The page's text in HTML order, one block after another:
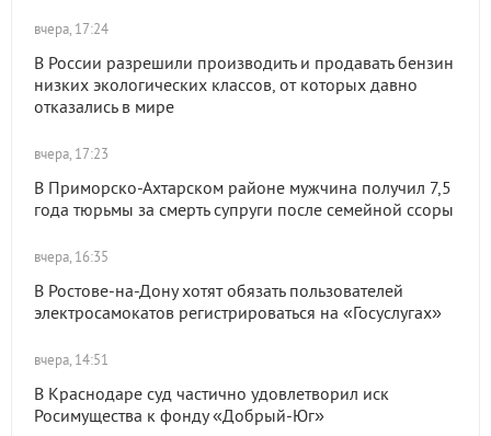
вчера, 17:24
В России разрешили производить и продавать бензин
низких экологических классов, от которых давно
отказались в мире
вчера, 17:23
В Приморско-Ахтарском районе мужчина получил 7,5
года тюрьмы за смерть супруги после семейной ссоры
вчера, 16:35
В Ростове-на-Дону хотят обязать пользователей
электросамокатов регистрироваться на «Госуслугах»
вчера, 14:51
В Краснодаре суд частично удовлетворил иск
Росимущества к фонду «Добрый-Юг»